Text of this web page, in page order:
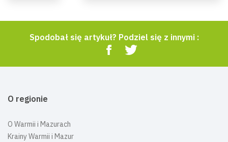
Spodobał się artykuł? Podziel się z innymi :
O regionie
O Warmii i Mazurach
Krainy Warmii i Mazur